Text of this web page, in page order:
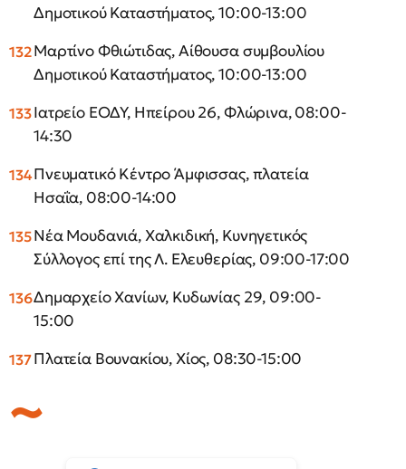
Δημοτικού Καταστήματος, 10:00-13:00
Μαρτίνο Φθιώτιδας, Αίθουσα συμβουλίου
Δημοτικού Καταστήματος, 10:00-13:00
Ιατρείο ΕΟΔΥ, Ηπείρου 26, Φλώρινα, 08:00-
14:30
Πνευματικό Κέντρο Άμφισσας, πλατεία
Ησαΐα, 08:00-14:00
Νέα Μουδανιά, Χαλκιδική, Κυνηγετικός
Σύλλογος επί της Λ. Ελευθερίας, 09:00-17:00
Δημαρχείο Χανίων, Κυδωνίας 29, 09:00-
15:00
Πλατεία Βουνακίου, Χίος, 08:30-15:00